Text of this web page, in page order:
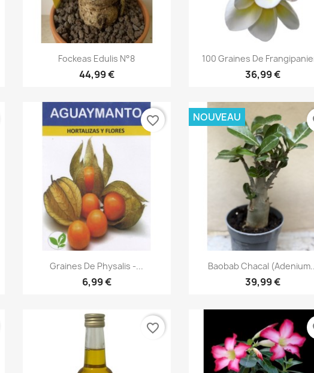
Aperçu rapide
Fockeas Edulis N°8
44,99 €
Aperçu rapide
100 Graines De
36,99 €
Aperçu rapide
Graines De Physalis -...
6,99 €
favorite_border
Aperçu rapide
Baobab Chacal
39,99 €
NOUVEAU
favorite_border